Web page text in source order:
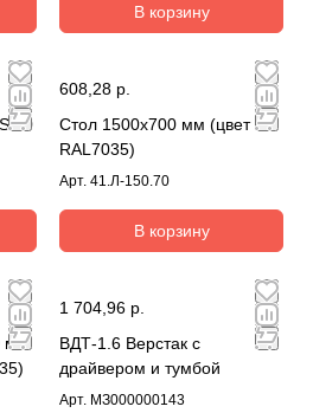
В корзину
608,28 р.
Стол 1500х700 мм (цвет
RAL7035)
Арт. 41.Л-150.70
В корзину
мм
1 704,96 р.
ВДТ-1.6 Верстак с
драйвером и тумбой
Арт. МЗ000000143